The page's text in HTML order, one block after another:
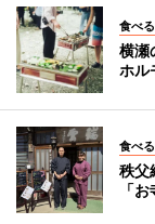
食べる
横瀬
ホル
食べる
秩父
「